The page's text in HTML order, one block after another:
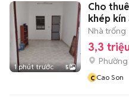
1 phút trước 5
Cho
khép kín
Nhà trống
3,3
c Cao Son